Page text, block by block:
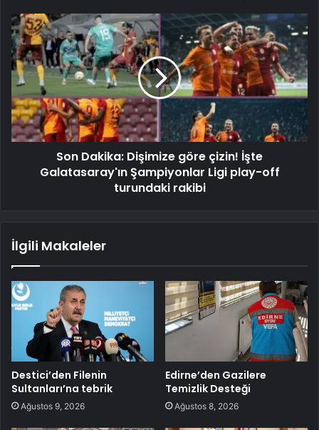
Son Dakika: Dişimize göre çizin! İşte
Galatasaray'ın Şampiyonlar Ligi play-off
turundaki rakibi
İlgili Makaleler
Destici’den Filenin
Sultanları’na tebrik
Ağustos 9, 2026
Edirne’den Gazilere
Temizlik Desteği
Ağustos 8, 2026